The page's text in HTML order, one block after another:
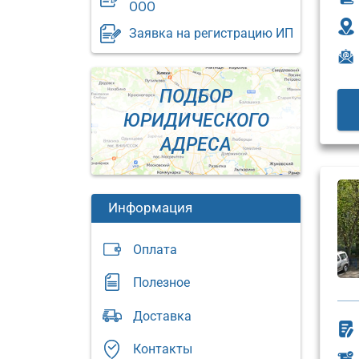
ООО
Заявка на регистрацию ИП
ПОДБОР
ЮРИДИЧЕСКОГО
АДРЕСА
Информация
Оплата
Полезное
Доставка
Контакты
адрес:
Москва,
адрес: